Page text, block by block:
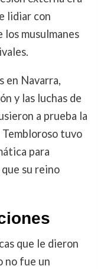
lidiar con
musulmanes
en Navarra,
y las luchas de
a prueba la
tuvo
para
su reino
que le dieron
no fue un